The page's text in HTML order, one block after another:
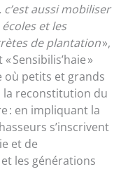
aussi mobiliser
et les
de plantation»,
Sensibilis’haie »
où petits et grands
la reconstitution du
: en impliquant la
s’inscrivent
et de
les générations